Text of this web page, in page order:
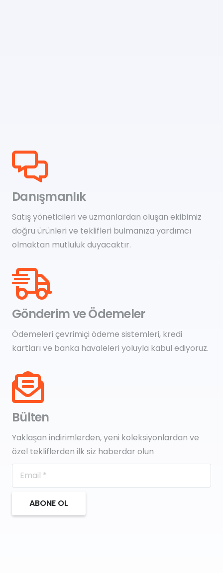
Danışmanlık
Satış yöneticileri ve uzmanlardan oluşan ekibimiz
doğru ürünleri ve teklifleri bulmanıza yardımcı
olmaktan mutluluk duyacaktır.
Gönderim ve Ödemeler
Ödemeleri çevrimiçi ödeme sistemleri, kredi
kartları ve banka havaleleri yoluyla kabul ediyoruz.
Bülten
Yaklaşan indirimlerden, yeni koleksiyonlardan ve
özel tekliflerden ilk siz haberdar olun
ABONE OL